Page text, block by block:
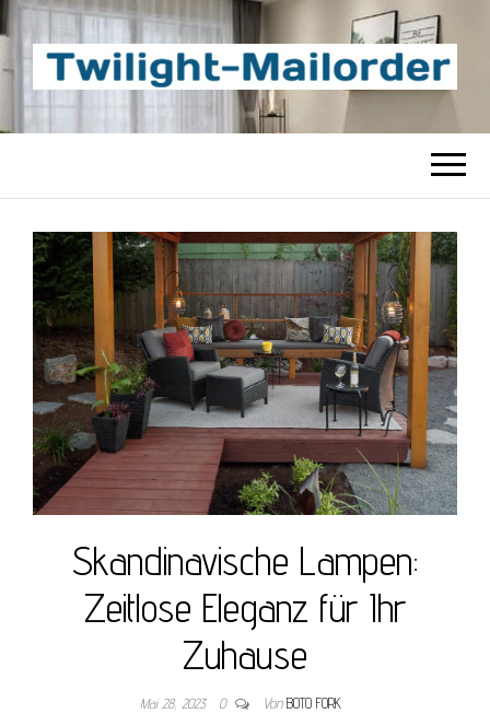
TWILIGHT-
MAILORDER
Beste Content-Sharing-Site
Skandinavische Lampen:
Zeitlose Eleganz für Ihr
Zuhause
Mai 28, 2023 0 Von BOTO FORK